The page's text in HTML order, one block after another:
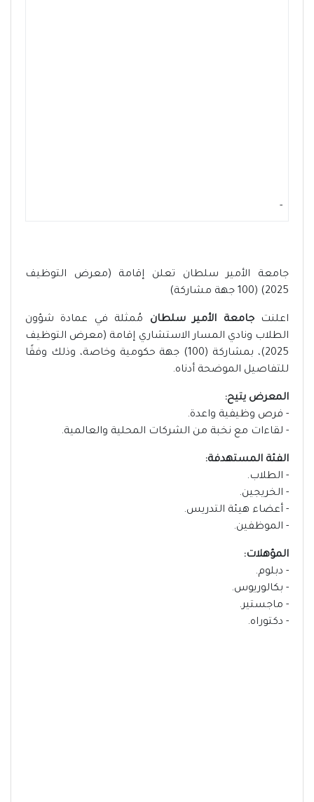
-
جامعة الأمير سلطان تعلن إقامة (معرض التوظيف
2025) (100 جهة مشاركة)
اعلنتجامعة الأمير سلطان مُمثلة في عمادة شؤون
الطلاب ونادي المسار الاستشاري إقامة (معرض التوظيف
2025)، بمشاركة (100) جهة حكومية وخاصة، وذلك وفقًا
للتفاصيل الموضحة أدناه.
المعرض يتيح:
- فرص وظيفية واعدة.
- لقاءات مع نخبة من الشركات المحلية والعالمية.
الفئة المستهدفة:
- الطلاب.
- الخريجين.
- أعضاء هيئة التدريس.
- الموظفين.
المؤهلات:
- دبلوم.
- بكالوريوس.
- ماجستير.
- دكتوراه.